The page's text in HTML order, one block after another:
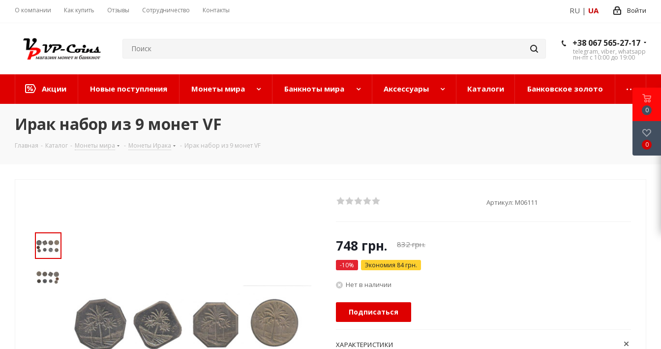
О компании Как купить Отзывы Сотрудничество Контакты Войти
RU | UA
+38 067 565-27-17
telegram, viber, whatsapp
пн-пт с 10:00 до 19:00
Акции Новые поступления Монеты мира Банкноты мира Аксессуары Каталоги Банковское золото
Ирак набор из 9 монет VF
Главная - Каталог - Монеты мира - Монеты Ирака - Ирак набор из 9 монет VF
Артикул: М06111
748 грн. 832грн.
-10% Экономия 84грн.
Нет в наличии
Подписаться
ХАРАКТЕРИСТИКИ
0
0